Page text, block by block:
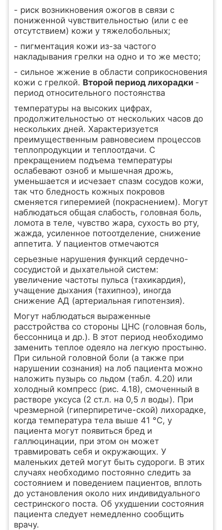
- риск возникновения ожогов в связи с
пониженной чувствительностью (или с ее
отсутствием) кожи у тяжелобольных;
- пигментация кожи из-за частого
накладывания грелки на одно и то же место;
- сильное жжение в области соприкосновения
кожи с грелкой. Второй период лихорадки -
период относительного постоянства
температуры на высоких цифрах,
продолжительностью от нескольких часов до
нескольких дней. Характеризуется
преимущественным равновесием процессов
теплопродукции и теплоотдачи. С
прекращением подъема температуры
ослабевают озноб и мышечная дрожь,
уменьшается и исчезает спазм сосудов кожи,
так что бледность кожных покровов
сменяется гиперемией (покраснением). Могут
наблюдаться общая слабость, головная боль,
ломота в теле, чувство жара, сухость во рту,
жажда, усиленное потоотделение, снижение
аппетита. У пациентов отмечаются
серьезные нарушения функций сердечно-
сосудистой и дыхательной систем:
увеличение частоты пульса (тахикардия),
учащение дыхания (тахипноэ), иногда
снижение АД (артериальная гипотензия).
Могут наблюдаться выраженные
расстройства со стороны ЦНС (головная боль,
бессонница и др.). В этот период необходимо
заменить теплое одеяло на легкую простыню.
При сильной головной боли (а также при
нарушении сознания) на лоб пациента можно
наложить пузырь со льдом (табл. 4.20) или
холодный компресс (рис. 4.18), смоченный в
растворе уксуса (2 ст.л. на 0,5 л воды). При
чрезмерной (гиперпиретиче-ской) лихорадке,
когда температура тела выше 41 °С, у
пациента могут появиться бред и
галлюцинации, при этом он может
травмировать себя и окружающих. У
маленьких детей могут быть судороги. В этих
случаях необходимо постоянно следить за
состоянием и поведением пациентов, вплоть
до установления около них индивидуального
сестринского поста. Об ухудшении состояния
пациента следует немедленно сообщить
врачу.